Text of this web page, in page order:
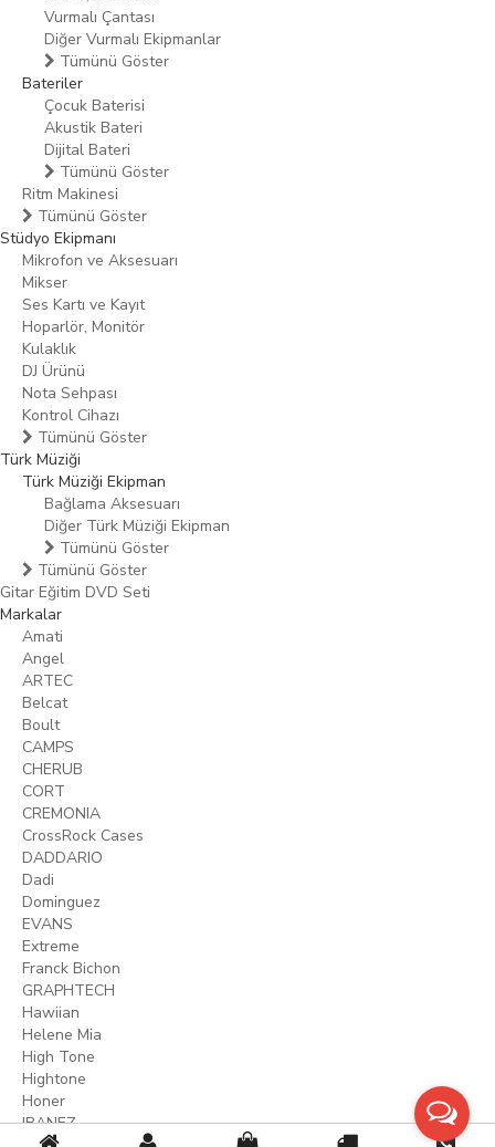
Vurmalı Çantası
Diğer Vurmalı Ekipmanlar
Tümünü Göster
Bateriler
Çocuk Baterisi
Akustik Bateri
Dijital Bateri
Tümünü Göster
Ritm Makinesi
Tümünü Göster
Stüdyo Ekipmanı
Mikrofon ve Aksesuarı
Mikser
Ses Kartı ve Kayıt
Hoparlör, Monitör
Kulaklık
DJ Ürünü
Nota Sehpası
Kontrol Cihazı
Tümünü Göster
Türk Müziği
Türk Müziği Ekipman
Bağlama Aksesuarı
Diğer Türk Müziği Ekipman
Tümünü Göster
Tümünü Göster
Gitar Eğitim DVD Seti
Markalar
Amati
Angel
ARTEC
Belcat
Boult
CAMPS
CHERUB
CORT
CREMONIA
CrossRock Cases
DADDARIO
Dadi
Dominguez
EVANS
Extreme
Franck Bichon
GRAPHTECH
Hawiian
Helene Mia
High Tone
Hightone
Honer
IBANEZ